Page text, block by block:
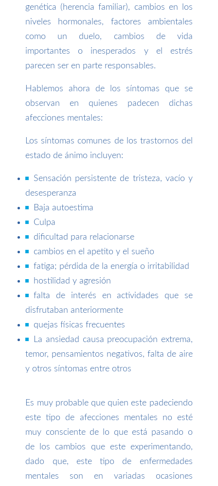
genética (herencia familiar), cambios en los
niveles hormonales, factores ambientales
como un duelo, cambios de vida
importantes o inesperados y el estrés
parecen ser en parte responsables.
Hablemos ahora de los síntomas que se
observan en quienes padecen dichas
afecciones mentales:
Los síntomas comunes de los trastornos del
estado de ánimo incluyen:
Sensación persistente de tristeza, vacío y
desesperanza
Baja autoestima
Culpa
dificultad para relacionarse
cambios en el apetito y el sueño
fatiga; pérdida de la energía o irritabilidad
hostilidad y agresión
falta de interés en actividades que se
disfrutaban anteriormente
quejas físicas frecuentes
La ansiedad causa preocupación extrema,
temor, pensamientos negativos, falta de aire
y otros síntomas entre otros
Es muy probable que quien este padeciendo
este tipo de afecciones mentales no esté
muy consciente de lo que está pasando o
de los cambios que este experimentando,
dado que, este tipo de enfermedades
mentales son en variadas ocasiones